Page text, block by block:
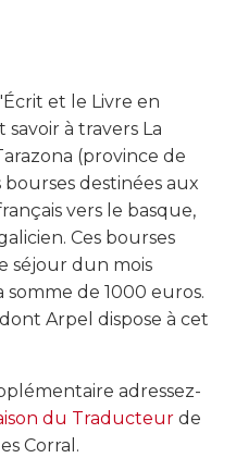
et le Livre en
à travers La
(province de
bourses destinées aux
vers le basque,
Ces bourses
séjour dun mois
de 1000 euros.
Arpel dispose à cet
adressez-
du Traducteur de
Corral.